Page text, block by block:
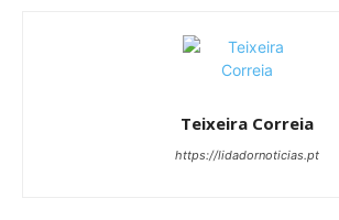
Teixeira Correia
https://lidadornoticias.pt